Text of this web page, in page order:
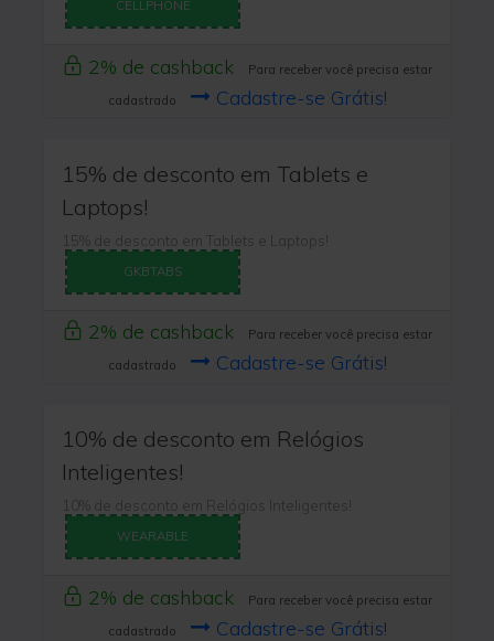
CELLPHONE
2% de cashback
Para receber você precisa estar
cadastrado
Cadastre-se Grátis!
15% de desconto em Tablets e
Laptops!
15% de desconto em Tablets e Laptops!
GKBTABS
2% de cashback
Para receber você precisa estar
cadastrado
Cadastre-se Grátis!
10% de desconto em Relógios
Inteligentes!
10% de desconto em Relógios Inteligentes!
WEARABLE
2% de cashback
Para receber você precisa estar
cadastrado
Cadastre-se Grátis!